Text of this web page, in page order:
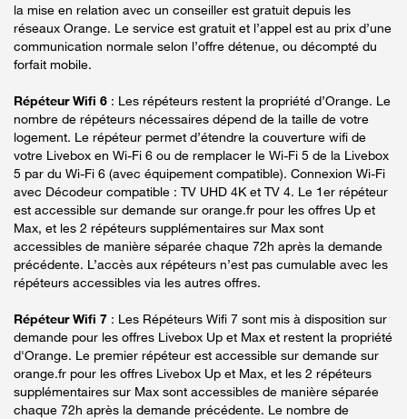
la mise en relation avec un conseiller est gratuit depuis les
réseaux Orange. Le service est gratuit et l’appel est au prix d’une
communication normale selon l’offre détenue, ou décompté du
forfait mobile.
Répéteur Wifi 6 : Les répéteurs restent la propriété d’Orange. Le
nombre de répéteurs nécessaires dépend de la taille de votre
logement. Le répéteur permet d’étendre la couverture wifi de
votre Livebox en Wi-Fi 6 ou de remplacer le Wi-Fi 5 de la Livebox
5 par du Wi-Fi 6 (avec équipement compatible). Connexion Wi-Fi
avec Décodeur compatible : TV UHD 4K et TV 4. Le 1er répéteur
est accessible sur demande sur orange.fr pour les offres Up et
Max, et les 2 répéteurs supplémentaires sur Max sont
accessibles de manière séparée chaque 72h après la demande
précédente. L’accès aux répéteurs n’est pas cumulable avec les
répéteurs accessibles via les autres offres.
Répéteur Wifi 7 : Les Répéteurs Wifi 7 sont mis à disposition sur
demande pour les offres Livebox Up et Max et restent la propriété
d'Orange. Le premier répéteur est accessible sur demande sur
orange.fr pour les offres Livebox Up et Max, et les 2 répéteurs
supplémentaires sur Max sont accessibles de manière séparée
chaque 72h après la demande précédente. Le nombre de